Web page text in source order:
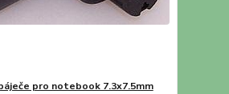
pro notebook 7.3x7.5mm